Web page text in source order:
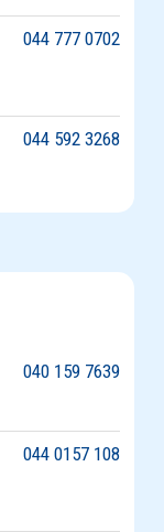
044 777 0702
044 592 3268
040 159 7639
044 0157 108